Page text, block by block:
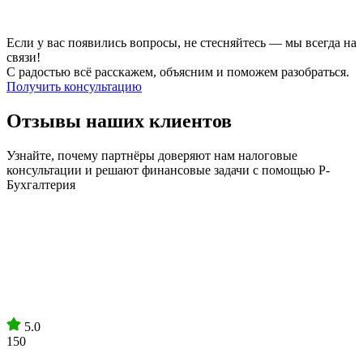
Если у вас появились вопросы, не стесняйтесь — мы всегда на
связи!
С радостью всё расскажем, объясним и поможем разобраться.
Получить консультацию
Отзывы наших клиентов
Узнайте, почему партнёры доверяют нам налоговые
консультации и решают финансовые задачи с помощью Р-
Бухгалтерия
5.0
150